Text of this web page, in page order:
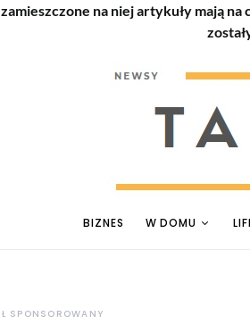
na niej artykuły mają
BIZNES W DOMU
SPONSOROWANY